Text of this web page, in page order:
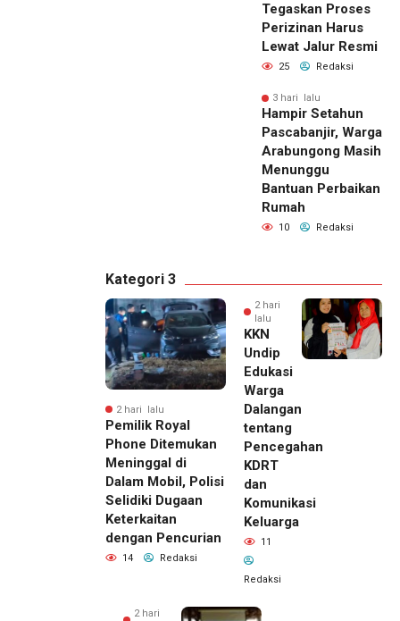
Tegaskan Proses
Perizinan Harus
Lewat Jalur Resmi
25 Redaksi
3 hari lalu
Hampir Setahun
Pascabanjir, Warga
Arabungong Masih
Menunggu
Bantuan Perbaikan
Rumah
10 Redaksi
Kategori 3
2 hari lalu
Pemilik Royal
Phone Ditemukan
Meninggal di
Dalam Mobil, Polisi
Selidiki Dugaan
Keterkaitan
dengan Pencurian
14 Redaksi
2 hari
lalu
KKN
Undip
Edukasi
Warga
Dalangan
tentang
Pencegahan
KDRT
dan
Komunikasi
Keluarga
11
Redaksi
2 hari